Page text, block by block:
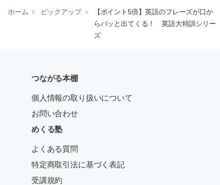
ホーム ピックアップ
【ポイント5倍】英語のフレーズが口か
らパッと出てくる！ 英語大特訓シリー
ズ
つながる本棚
個人情報の取り扱いについて
お問い合わせ
めくる塾
よくある質問
特定商取引法に基づく表記
受講規約